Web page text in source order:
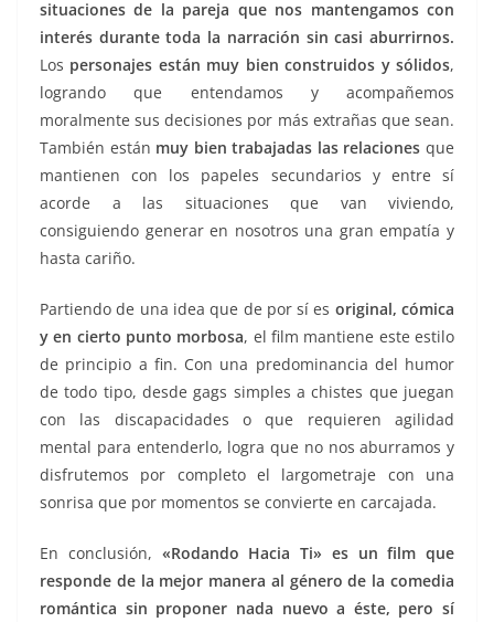
situaciones de la pareja que nos mantengamos con
interés durante toda la narración sin casi aburrirnos.
Los personajes están muy bien construidos y sólidos,
logrando que entendamos y acompañemos
moralmente sus decisiones por más extrañas que sean.
También están muy bien trabajadas las relaciones que
mantienen con los papeles secundarios y entre sí
acorde a las situaciones que van viviendo,
consiguiendo generar en nosotros una gran empatía y
hasta cariño.
Partiendo de una idea que de por sí es original, cómica
y en cierto punto morbosa, el film mantiene este estilo
de principio a fin. Con una predominancia del humor
de todo tipo, desde gags simples a chistes que juegan
con las discapacidades o que requieren agilidad
mental para entenderlo, logra que no nos aburramos y
disfrutemos por completo el largometraje con una
sonrisa que por momentos se convierte en carcajada.
En conclusión, «Rodando Hacia Ti» es un film que
responde de la mejor manera al género de la comedia
romántica sin proponer nada nuevo a éste, pero sí